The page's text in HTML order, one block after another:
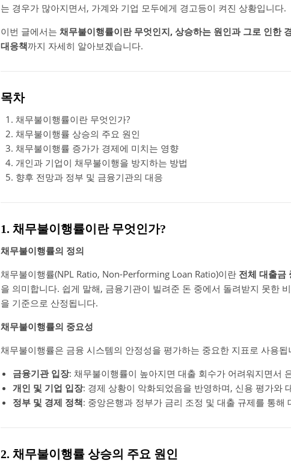
는 경우가 많아지면서, 가계와 기업 모두에게 경고등이 켜진 상황입니다.
이번 글에서는 채무불이행률이란 무엇인지, 상승하는 원인과 그로 인한
대응책까지 자세히 알아보겠습니다.
목차
채무불이행률이란 무엇인가?
채무불이행률 상승의 주요 원인
채무불이행률 증가가 경제에 미치는 영향
개인과 기업이 채무불이행을 방지하는 방법
향후 전망과 정부 및 금융기관의 대응
1. 채무불이행률이란 무엇인가?
채무불이행률의 정의
채무불이행률(NPL Ratio, Non-Performing Loan Ratio)이란 전체 대출금
을 의미합니다. 쉽게 말해, 금융기관이 빌려준 돈 중에서 돌려받지 못한
을 기준으로 산정됩니다.
채무불이행률의 중요성
채무불이행률은 금융 시스템의 안정성을 평가하는 중요한 지표로 사용됩
금융기관 입장: 채무불이행률이 높아지면 대출 회수가 어려워지면서
개인 및 기업 입장: 경제 상황이 악화되었음을 반영하며, 신용 평가와
정부 및 경제 정책: 중앙은행과 정부가 금리 조정 및 대출 규제를 통해
2. 채무불이행률 상승의 주요 원인